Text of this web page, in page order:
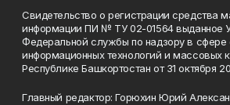
Свидетельство о регистрации средства
информации ПИ № ТУ 02-01564 выданное
Федеральной службы по надзору в сфере
информационных технологий и массовых
Республике Башкортостан от 31 октября
Главный редактор: Горюхин Юрий